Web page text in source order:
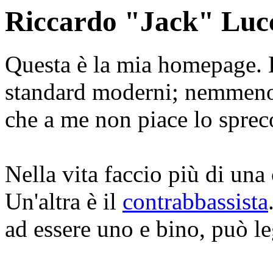
Riccardo "Jack"
Questa è la mia
standard moderni;
che a me non piace lo
Nella vita faccio più di una
Un'altra è il contrabbassista
ad essere uno e bino, può